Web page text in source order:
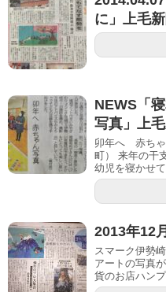
に」上毛
NEWS「
写真」上
卯年へ 赤ちゃ
町） 来年の干
幼児を寝かせ
2013年12
スマーク伊勢
アートの写真
貨のお店ハン